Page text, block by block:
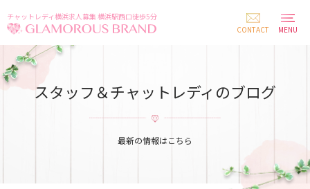
チャットレディ横浜求人募集 横浜駅西口徒歩5分
CONTACT
MENU
スタッフ＆チャットレディのブログ
最新の情報はこちら